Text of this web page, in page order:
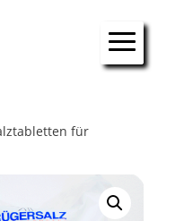
für